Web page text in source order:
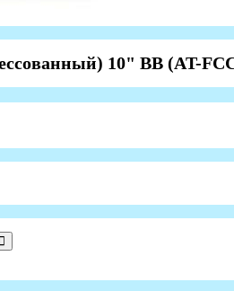
10" ВВ (AT-